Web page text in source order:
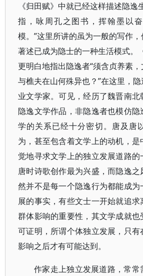
《归田赋》中就已经这样描述隐逸
指，咏周孔之图书，挥翰墨以
模。”这里所讲的虽为一般的写作
著述已成为隐士的一种生活模式。
更明白地指出隐逸者“须含贞养素
与樵夫在山何殊异也？”在这里，
业文学家。可见，经历了魏晋南
隐逸文学作品，非隐逸者也模仿隐
学的关系已经十分密切。唐及唐
为，甚至包含着文学上的动机，是
觉地寻求文学上的独立发展道路的
唐时诗歌创作最为兴盛，而隐逸之
然并不是每一个隐逸行为都能成
展的事实，有些文士一开始就追求
群体影响的重要性，其文学成就也
可证明，所谓个体独立发展，只
影响之后才有可能达到。
作家走上独立发展道路，常